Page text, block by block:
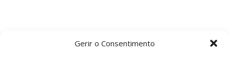
Gerir o Consentimento